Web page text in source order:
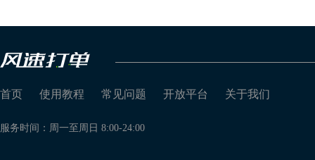
首页 使用教程 常见问题 开放平台 关于我们
服务时间：周一至周日 8:00-24:00